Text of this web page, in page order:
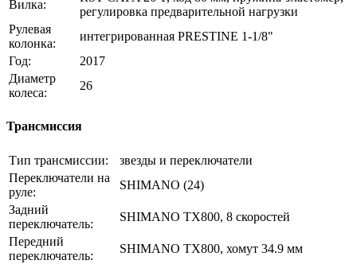
Вилка:
регулировка предварительной нагрузки
Рулевая
колонка:
интегрированная PRESTINE 1-1/8"
Год:
2017
Диаметр
колеса:
26
Трансмиссия
Тип трансмиссии:
звезды и переключатели
Переключатели на
руле:
SHIMANO (24)
Задний
переключатель:
SHIMANO TX800, 8 скоростей
Передний
переключатель:
SHIMANO TX800, хомут 34.9 мм